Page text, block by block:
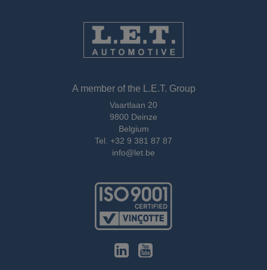
A member of the L.E.T. Group
Vaartlaan 20
9800 Deinze
Belgium
Tel. +32 9 381 87 87
info@let.be